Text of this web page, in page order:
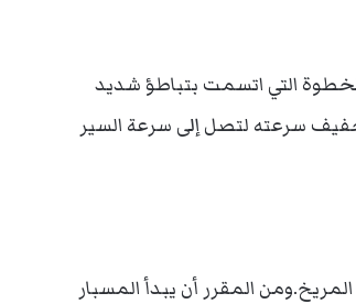
واعتبرت تلك الخطوة التي اتسمت بتباطؤ شديد
سرعته لتصل إلى سرعة السير
المقرر أن يبدأ المسبار